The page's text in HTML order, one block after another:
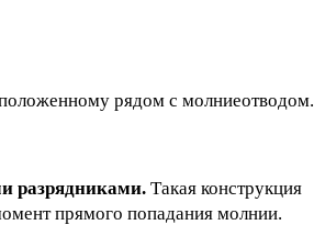
рядом с молниеотводом.
разрядниками. Такая конструкция
прямого попадания молнии.